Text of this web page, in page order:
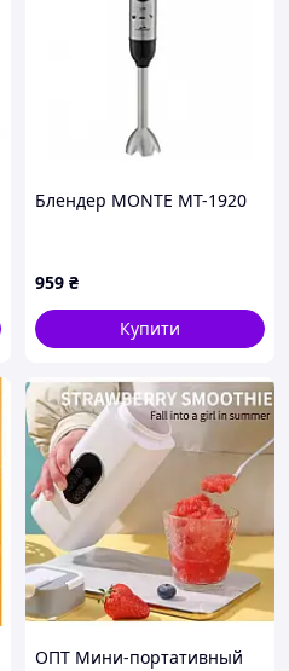
Блендер MONTE MT-1920
959 ₴
Купити
ОПТ Мини-портативный